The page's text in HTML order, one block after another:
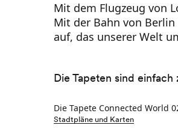
Mit dem Flugzeug von
Mit der Bahn von
auf, das unserer Welt
Die Tapeten sind
Die Tapete Connected World
Stadtpläne und Karten